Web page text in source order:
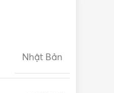
Nhật Bản